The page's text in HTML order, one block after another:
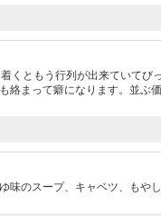
くともう行列が出来ていてび
絡まって癖になります。並ぶ
のスープ、キャベツ、もや